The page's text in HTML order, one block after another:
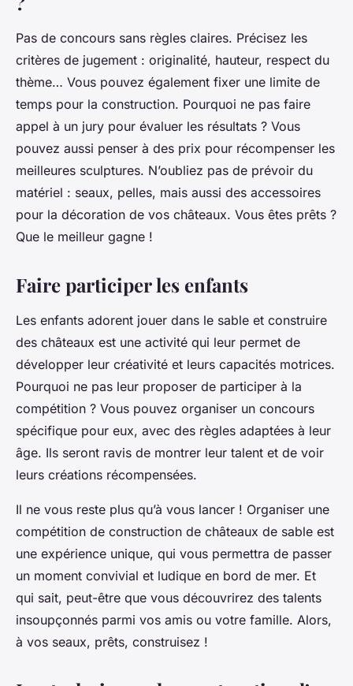
Pas de concours sans règles claires. Précisez les
critères de jugement : originalité, hauteur, respect du
thème… Vous pouvez également fixer une limite de
temps pour la construction. Pourquoi ne pas faire
appel à un jury pour évaluer les résultats ? Vous
pouvez aussi penser à des prix pour récompenser les
meilleures sculptures. N’oubliez pas de prévoir du
matériel : seaux, pelles, mais aussi des accessoires
pour la décoration de vos châteaux. Vous êtes prêts ?
Que le meilleur gagne !
Faire participer les enfants
Les enfants adorent jouer dans le sable et construire
des châteaux est une activité qui leur permet de
développer leur créativité et leurs capacités motrices.
Pourquoi ne pas leur proposer de participer à la
compétition ? Vous pouvez organiser un concours
spécifique pour eux, avec des règles adaptées à leur
âge. Ils seront ravis de montrer leur talent et de voir
leurs créations récompensées.
Il ne vous reste plus qu’à vous lancer ! Organiser une
compétition de construction de châteaux de sable est
une expérience unique, qui vous permettra de passer
un moment convivial et ludique en bord de mer. Et
qui sait, peut-être que vous découvrirez des talents
insoupçonnés parmi vos amis ou votre famille. Alors,
à vos seaux, prêts, construisez !